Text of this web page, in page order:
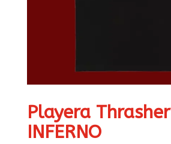
Playera Thrasher
INFERNO